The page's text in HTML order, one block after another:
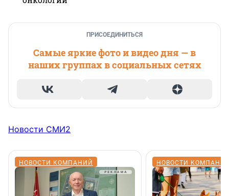
ПРИСОЕДИНИТЬСЯ
Самые яркие фото и видео дня — в
наших группах в социальных сетях
Новости СМИ2
НОВОСТИ КОМПАНИЙ НОВОСТИ